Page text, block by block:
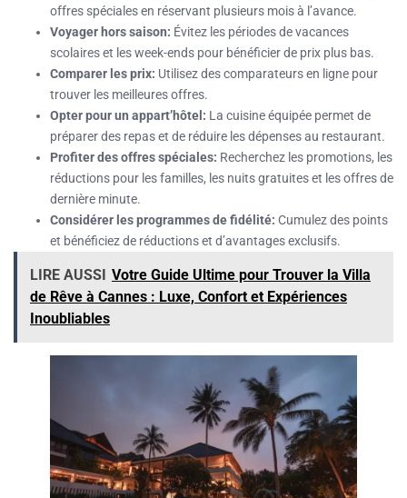
offres spéciales en réservant plusieurs mois à l’avance.
Voyager hors saison: Évitez les périodes de vacances
scolaires et les week-ends pour bénéficier de prix plus bas.
Comparer les prix: Utilisez des comparateurs en ligne pour
trouver les meilleures offres.
Opter pour un appart’hôtel: La cuisine équipée permet de
préparer des repas et de réduire les dépenses au restaurant.
Profiter des offres spéciales: Recherchez les promotions, les
réductions pour les familles, les nuits gratuites et les offres de
dernière minute.
Considérer les programmes de fidélité: Cumulez des points
et bénéficiez de réductions et d’avantages exclusifs.
LIRE AUSSI Votre Guide Ultime pour Trouver la Villa
de Rêve à Cannes : Luxe, Confort et Expériences
Inoubliables